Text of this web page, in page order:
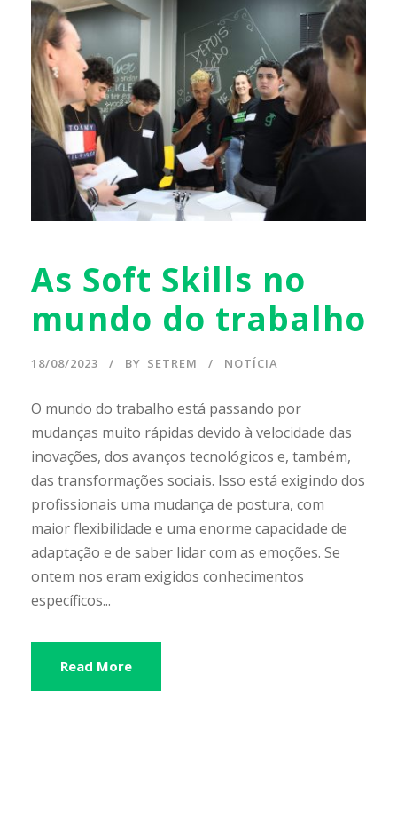
As Soft Skills no
mundo do trabalho
18/08/2023 BY SETREM NOTÍCIA
O mundo do trabalho está passando por
mudanças muito rápidas devido à velocidade das
inovações, dos avanços tecnológicos e, também,
das transformações sociais. Isso está exigindo dos
profissionais uma mudança de postura, com
maior flexibilidade e uma enorme capacidade de
adaptação e de saber lidar com as emoções. Se
ontem nos eram exigidos conhecimentos
específicos...
Read More